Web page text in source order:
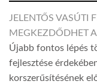
JELENTŐS VASÚTI
MEGKEZDŐDHET
Újabb fontos lépés
fejlesztése
korszerűsítésének